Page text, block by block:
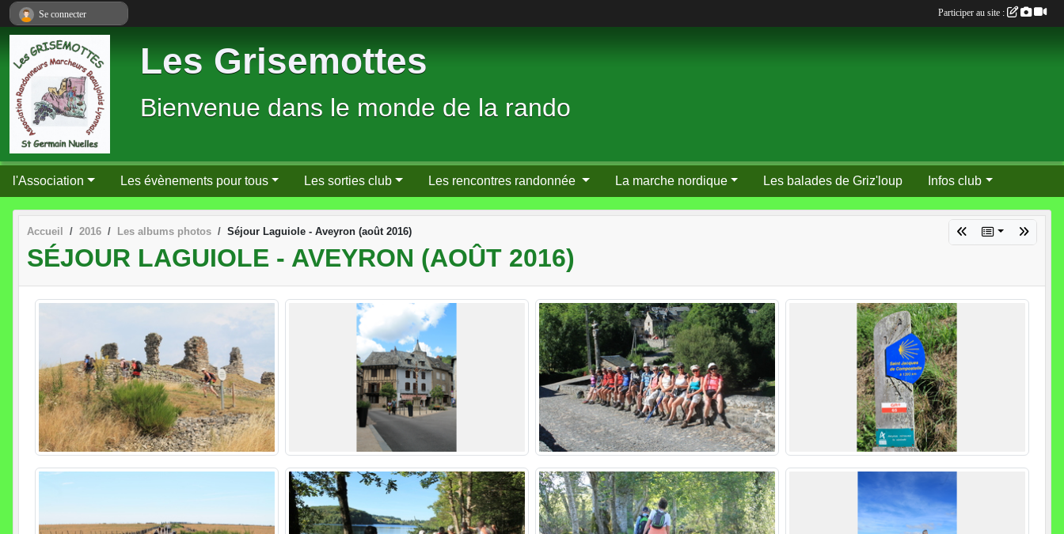
Les Grisemottes
Bienvenue dans le monde de la rando
l'Association Les évènements pour tous Les sorties club Les rencontres randonnée La marche nordique Les balades de Griz'loup Infos club
Accueil 2016 Les albums photos Séjour Laguiole - Aveyron (août 2016)
SÉJOUR LAGUIOLE - AVEYRON (AOÛT 2016)
Se connecter Participer au site :
Panneau de gestion des cookies